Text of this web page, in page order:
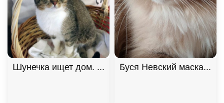
Шунечка ищет дом. В хорошие руки
Буся Невский